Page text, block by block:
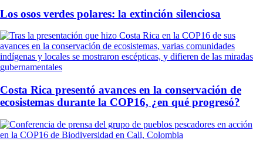
Los osos verdes polares: la extinción silenciosa
Costa Rica presentó avances en la conservación de
ecosistemas durante la COP16, ¿en qué progresó?